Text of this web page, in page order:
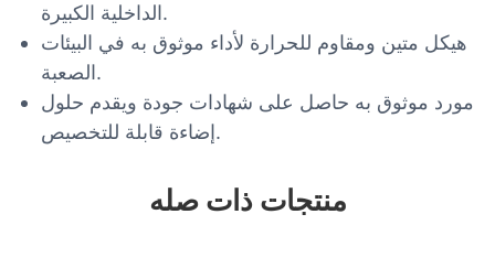
الداخلية الكبيرة.
هيكل متين ومقاوم للحرارة لأداء موثوق به في البيئات
الصعبة.
مورد موثوق به حاصل على شهادات جودة ويقدم حلول
إضاءة قابلة للتخصيص.
منتجات ذات صله